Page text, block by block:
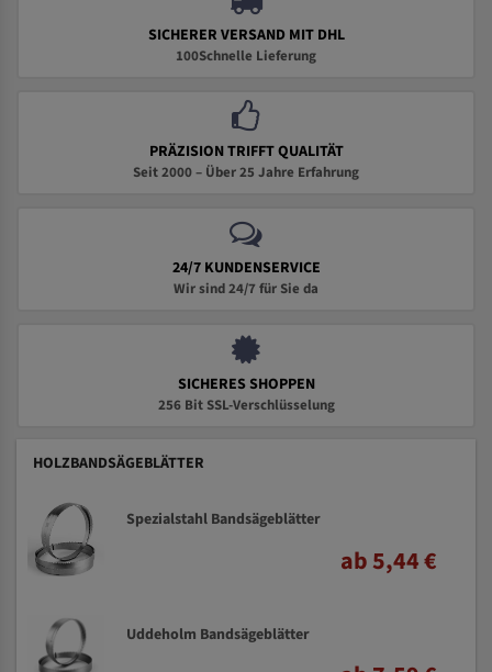
SICHERER VERSAND MIT DHL
100Schnelle Lieferung
PRÄZISION TRIFFT QUALITÄT
Seit 2000 – Über 25 Jahre Erfahrung
24/7 KUNDENSERVICE
Wir sind 24/7 für Sie da
SICHERES SHOPPEN
256 Bit SSL-Verschlüsselung
HOLZBANDSÄGEBLÄTTER
Spezialstahl Bandsägeblätter
ab 5,44 €
Uddeholm Bandsägeblätter